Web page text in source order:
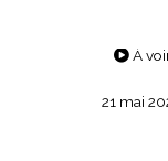
À
21 mai